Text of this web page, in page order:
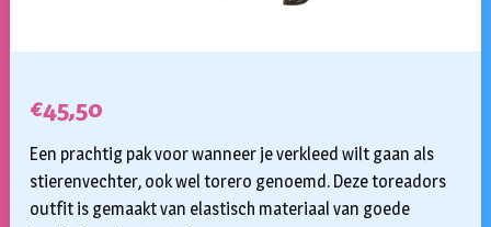
€45,50
Een prachtig pak voor wanneer je verkleed wilt gaan als
stierenvechter, ook wel torero genoemd. Deze toreadors
outfit is gemaakt van elastisch materiaal van goede